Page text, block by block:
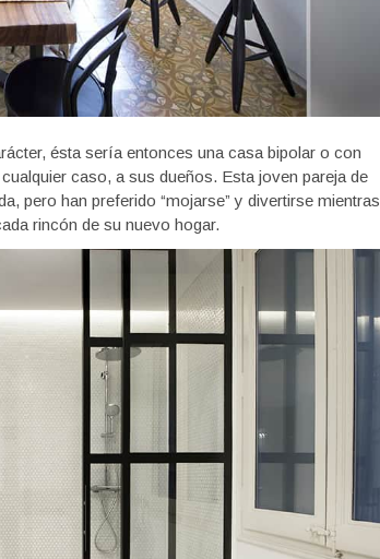
ésta sería entonces una casa bipolar o con
caso, a sus dueños. Esta joven pareja de
pero han preferido “mojarse” y divertirse mientras
rincón de su nuevo hogar.